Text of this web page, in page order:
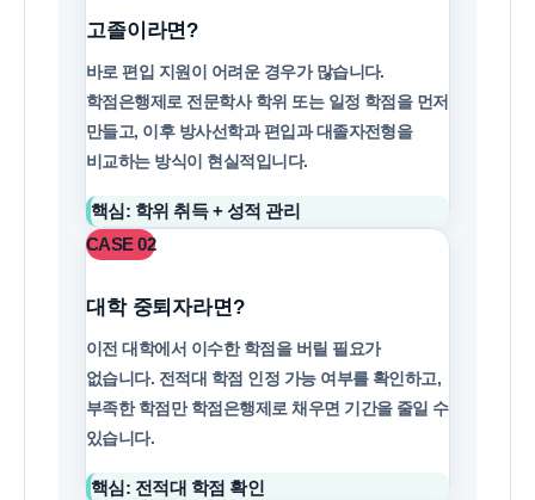
고졸이라면?
바로 편입 지원이 어려운 경우가 많습니다.
학점은행제로 전문학사 학위 또는 일정 학점을 먼저
만들고, 이후 방사선학과 편입과 대졸자전형을
비교하는 방식이 현실적입니다.
핵심: 학위 취득 + 성적 관리
CASE 02
대학 중퇴자라면?
이전 대학에서 이수한 학점을 버릴 필요가
없습니다. 전적대 학점 인정 가능 여부를 확인하고,
부족한 학점만 학점은행제로 채우면 기간을 줄일 수
있습니다.
핵심: 전적대 학점 확인